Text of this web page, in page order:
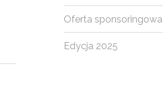
Oferta sponsoringowa
Edycja 2025